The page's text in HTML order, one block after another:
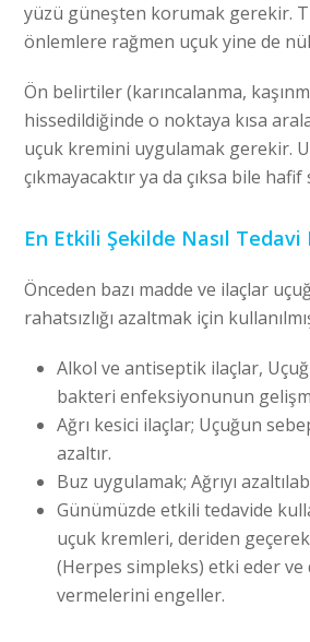
yüzü güneşten korumak gerekir.
önlemlere rağmen uçuk yine de
Ön belirtiler (karıncalanma,
hissedildiğinde o noktaya kısa
uçuk kremini uygulamak gerekir.
çıkmayacaktır ya da çıksa bile
En Etkili Şekilde Nasıl Tedavi
Önceden bazı madde ve ilaçlar
rahatsızlığı azaltmak için
Alkol ve antiseptik ilaçlar,
bakteri enfeksiyonunun
Ağrı kesici ilaçlar; Uçuğun
azaltır.
Buz uygulamak; Ağrıyı
Günümüzde etkili tedavide
uçuk kremleri, deriden
(Herpes simpleks) etki eder
vermelerini engeller.